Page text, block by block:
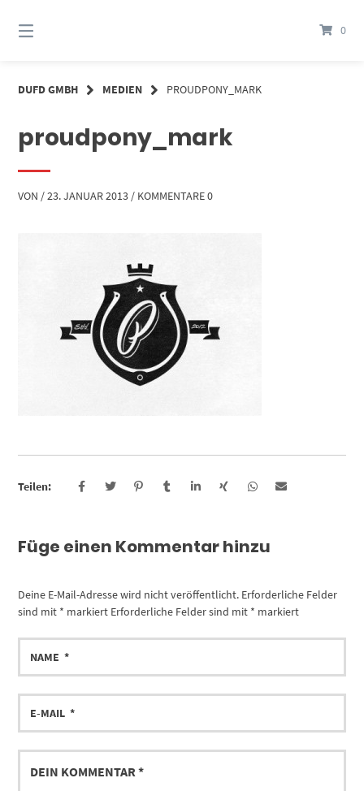
zum
Inhalt
0
DUFD GMBH MEDIEN PROUDPONY_MARK
proudpony_mark
VON /23. JANUAR 2013 / KOMMENTARE 0
Teilen:
Füge einen Kommentar hinzu
Deine E-Mail-Adresse wird nicht veröffentlicht. Erforderliche Felder
sind mit * markiert Erforderliche Felder sind mit * markiert